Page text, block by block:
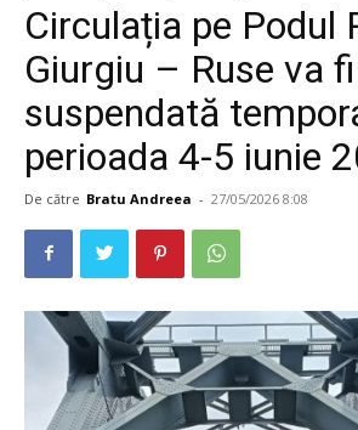
Circulația pe Podul
Giurgiu – Ruse va fi
suspendată
perioada 4-5 iunie
De către Bratu Andreea - 27/05/2026 8:08